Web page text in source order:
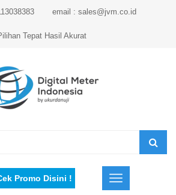
email : sales@jvm.co.id
Tepat Hasil Akurat
Promo Disini !